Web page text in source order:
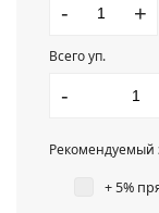
- +
Всего уп.
-
Рекомендуемый
+ 5%